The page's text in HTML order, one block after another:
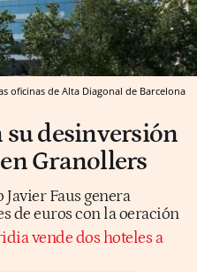
oficinas de Alta Diagonal de Barcelona
desinversión
Granollers
Faus genera
de euros con la oeración
vende dos hoteles a